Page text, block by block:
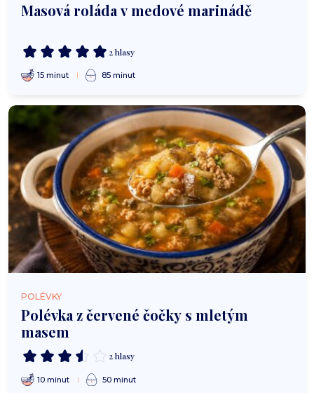
Masová roláda v medové marinádě
2 hlasy
15 minut 85 minut
POLÉVKY
Polévka z červené čočky s mletým
masem
2 hlasy
10 minut 50 minut